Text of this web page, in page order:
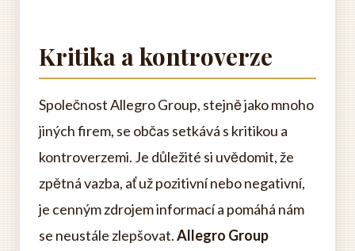
Kritika a kontroverze
Společnost Allegro Group, stejně jako mnoho
jiných firem, se občas setkává s kritikou a
kontroverzemi. Je důležité si uvědomit, že
zpětná vazba, ať už pozitivní nebo negativní,
je cenným zdrojem informací a pomáhá nám
se neustále zlepšovat.Allegro Group